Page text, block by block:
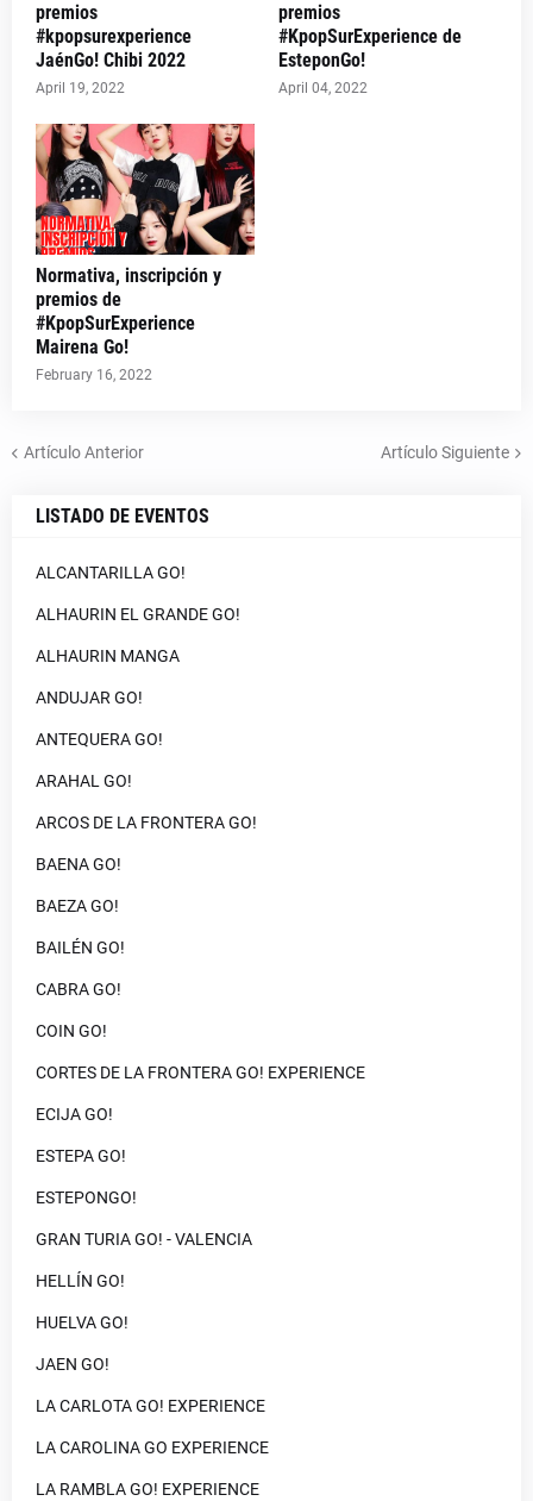
premios
#kpopsurexperience
JaénGo! Chibi 2022
April 19, 2022
premios
#KpopSurExperience de
EsteponGo!
April 04, 2022
Normativa, inscripción y
premios de
#KpopSurExperience
Mairena Go!
February 16, 2022
Artículo Anterior Artículo Siguiente
LISTADO DE EVENTOS
ALCANTARILLA GO!
ALHAURIN EL GRANDE GO!
ALHAURIN MANGA
ANDUJAR GO!
ANTEQUERA GO!
ARAHAL GO!
ARCOS DE LA FRONTERA GO!
BAENA GO!
BAEZA GO!
BAILÉN GO!
CABRA GO!
COIN GO!
CORTES DE LA FRONTERA GO! EXPERIENCE
ECIJA GO!
ESTEPA GO!
ESTEPONGO!
GRAN TURIA GO! - VALENCIA
HELLÍN GO!
HUELVA GO!
JAEN GO!
LA CARLOTA GO! EXPERIENCE
LA CAROLINA GO EXPERIENCE
LA RAMBLA GO! EXPERIENCE